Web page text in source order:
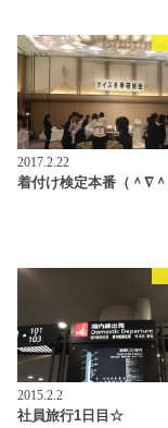
2017.2.22
着付け検定本番（＾∇＾
2015.2.2
社員旅行1日目☆